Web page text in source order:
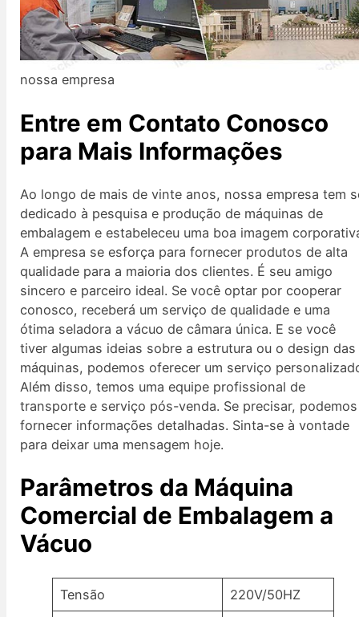
nossa empresa
Entre em Contato Conosco
para Mais Informações
Ao longo de mais de vinte anos, nossa empresa tem
dedicado à pesquisa e produção de máquinas de
embalagem e estabeleceu uma boa imagem
A empresa se esforça para fornecer produtos de alta
qualidade para a maioria dos clientes. É seu amigo
sincero e parceiro ideal. Se você optar por cooperar
conosco, receberá um serviço de qualidade e uma
ótima seladora a vácuo de câmara única. E se você
tiver algumas ideias sobre a estrutura ou o design das
máquinas, podemos oferecer um serviço
Além disso, temos uma equipe profissional de
transporte e serviço pós-venda. Se precisar, podemos
fornecer informações detalhadas. Sinta-se à vontade
para deixar uma mensagem hoje.
Parâmetros da Máquina
Comercial de Embalagem a
Vácuo
Tensão 220V/50HZ